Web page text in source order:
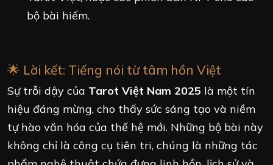
bộ bài hiếm.
🌟 Lời kết: Tiếng nói từ tâm hồn Việt
Sự trỗi dậy của Tarot Việt Nam 2025 là một tín
hiệu đáng mừng, cho thấy sức sáng tạo và niềm
tự hào văn hóa của thế hệ mới. Những bộ bài này
không chỉ là công cụ tiên tri, chúng là những tác